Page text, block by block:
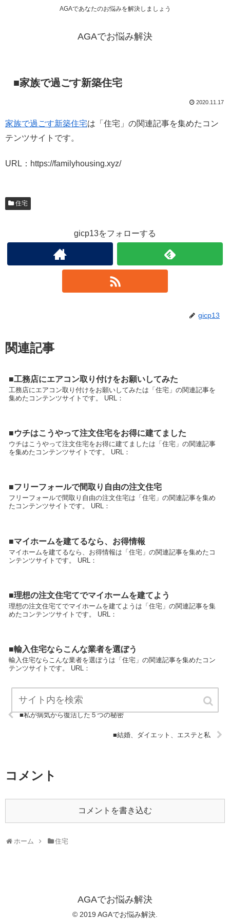
AGAであなたのお悩みを解決しましょう
AGAでお悩み解決
■家族で過ごす新築住宅
2020.11.17
家族で過ごす新築住宅は「住宅」の関連記事を集めたコン
テンツサイトです。
URL：https://familyhousing.xyz/
住宅
gicp13をフォローする
gicp13
関連記事
■工務店にエアコン取り付けをお願いしてみた
工務店にエアコン取り付けをお願いしてみたは「住宅」の関連記事を
集めたコンテンツサイトです。 URL：
■ウチはこうやって注文住宅をお得に建てました
ウチはこうやって注文住宅をお得に建てましたは「住宅」の関連記事
を集めたコンテンツサイトです。 URL：
■フリーフォールで間取り自由の注文住宅
フリーフォールで間取り自由の注文住宅は「住宅」の関連記事を集め
たコンテンツサイトです。 URL：
■マイホームを建てるなら、お得情報
マイホームを建てるなら、お得情報は「住宅」の関連記事を集めたコ
ンテンツサイトです。 URL：
■理想の注文住宅てでマイホームを建てよう
理想の注文住宅てでマイホームを建てようは「住宅」の関連記事を集
めたコンテンツサイトです。 URL：
■輸入住宅ならこんな業者を選ぼう
輸入住宅ならこんな業者を選ぼうは「住宅」の関連記事を集めたコン
テンツサイトです。 URL：
■私が病気から復活した５つの秘密
■結婚、ダイエット、エステと私
コメント
コメントを書き込む
ホーム 住宅
AGAでお悩み解決
© 2019 AGAでお悩み解決.